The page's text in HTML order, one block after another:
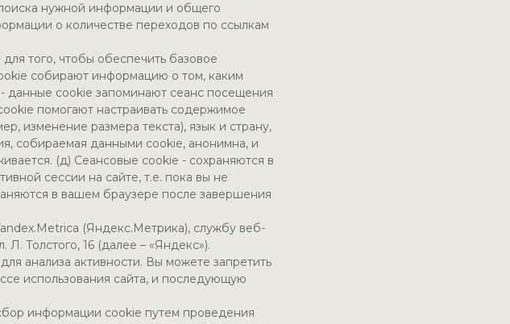
нужной информации и общего
о количестве переходов по ссылкам
того, чтобы обеспечить базовое
собирают информацию о том, каким
- данные cookie запоминают сеанс посещения
помогают настраивать содержимое
изменение размера текста), язык и страну,
собираемая данными cookie, анонимна, и
(д) Сеансовые cookie - сохраняются в
сессии на сайте, т.е. пока вы не
в вашем браузере после завершения
(Яндекс.Метрика), службу веб-
Толстого, 16 (далее – «Яндекс»).
анализа активности. Вы можете запретить
использования сайта, и последующую
информации cookie путем проведения